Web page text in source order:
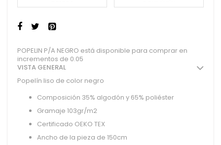
POPELIN P/A NEGRO está disponible para comprar en
incrementos de 0.05
VISTA GENERAL
Popelín liso de color negro
Composición 35% algodón y 65% poliéster
Gramaje 103gr/m2
Certificado OEKO TEX
Ancho de la pieza de 150cm